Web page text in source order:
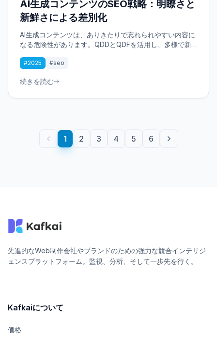
AI生成コンテンツのSEO戦略：明瞭さと
新鮮さによる差別化
AI生成コンテンツは、ありきたりで忘れられやすい内容に
なる危険性があります。QDDとQDFを活用し、多様で新
真の価値を提供し、読者とのつながりを築いていきましょ
#2025 #seo
続きを読む
1 2 3 4 5 6
先進的なWeb制作会社やブランドのための強力な競合インテリジ
ェンスプラットフォーム。監視、分析、そして一歩先を行く。
Kafkaiについて
価格